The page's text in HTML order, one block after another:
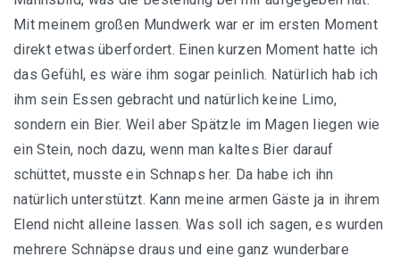
Mit meinem großen Mundwerk war er im ersten Moment
direkt etwas überfordert. Einen kurzen Moment hatte ich
das Gefühl, es wäre ihm sogar peinlich. Natürlich hab ich
ihm sein Essen gebracht und natürlich keine Limo,
sondern ein Bier. Weil aber Spätzle im Magen liegen wie
ein Stein, noch dazu, wenn man kaltes Bier darauf
schüttet, musste ein Schnaps her. Da habe ich ihn
natürlich unterstützt. Kann meine armen Gäste ja in ihrem
Elend nicht alleine lassen. Was soll ich sagen, es wurden
mehrere Schnäpse draus und eine ganz wunderbare